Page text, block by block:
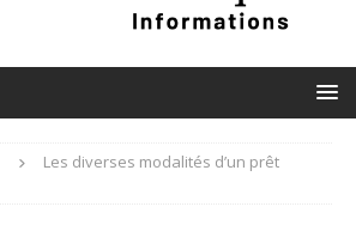
Les diverses modalités d’un prêt